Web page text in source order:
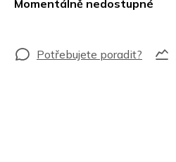
Momentálně nedostupné